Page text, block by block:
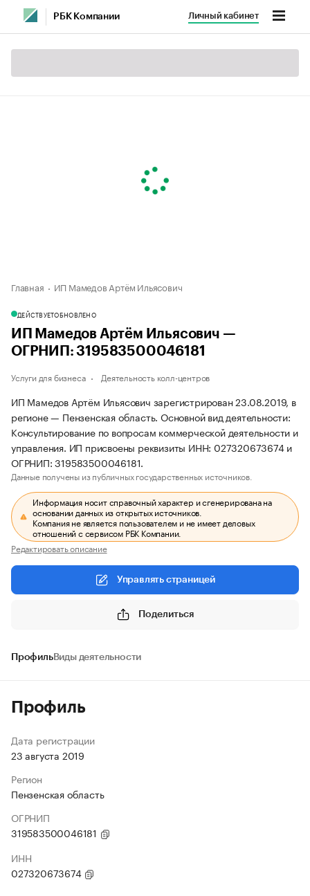
РБК Компании Личный кабинет
Главная ИП Мамедов Артём Ильясович
ДЕЙСТВУЕТОБНОВЛЕНО
ИП Мамедов Артём Ильясович —
ОГРНИП: 319583500046181
Услуги для бизнеса Деятельность колл-центров
ИП Мамедов Артём Ильясович зарегистрирован 23.08.2019, в
регионе — Пензенская область. Основной вид деятельности:
Консультирование по вопросам коммерческой деятельности и
управления. ИП присвоены реквизиты ИНН: 027320673674 и
ОГРНИП: 319583500046181.
Данные получены из публичных государственных источников.
Информация носит справочный характер и сгенерирована на
основании данных из открытых источников.
Компания не является пользователем и не имеет деловых
отношений с сервисом РБК Компании.
Редактировать описание
Управлять страницей
Поделиться
ПрофильВиды деятельности
Профиль
Дата регистрации
23 августа 2019
Регион
Пензенская область
ОГРНИП
319583500046181
ИНН
027320673674